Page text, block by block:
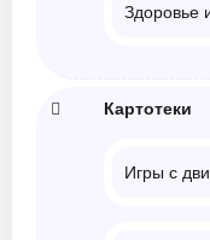
Здоровье
Картотеки
Игры с